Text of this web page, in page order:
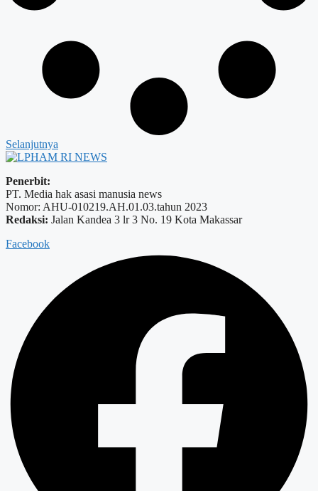
Selanjutnya
Penerbit:
PT. Media hak asasi manusia news
Nomor: AHU-010219.AH.01.03.tahun 2023
Redaksi: Jalan Kandea 3 lr 3 No. 19 Kota Makassar
Facebook